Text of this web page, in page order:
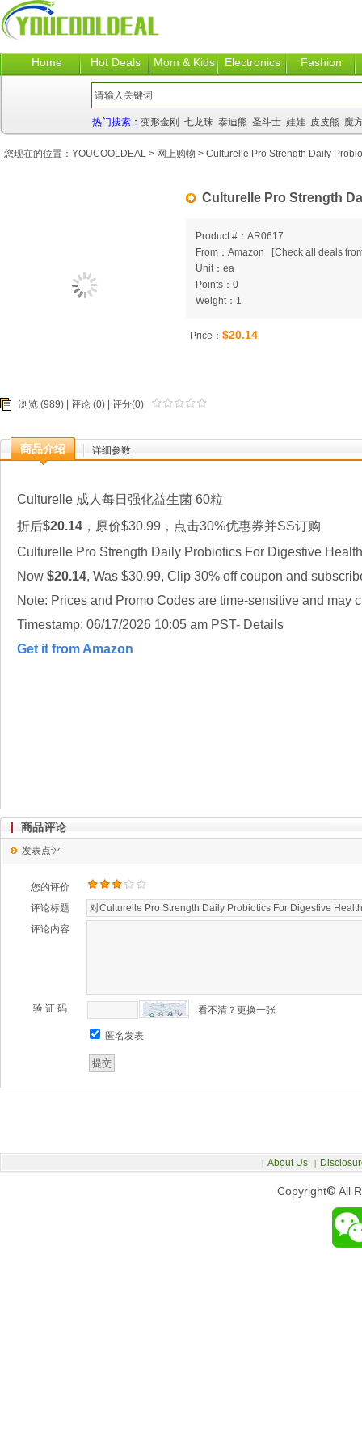
Home Hot Deals Mom & Kids Electronics Fashion
热门搜索： 变形金刚 七龙珠 泰迪熊 圣斗士 娃娃 皮皮熊 魔
Culturelle Pro Strength
Product #：AR0617
From：Amazon
[Check all deals
Unit：ea
Points：0
Weight：1
Price： $20.14
浏览 (989) | 评论 (0) | 评分(0)
商品介绍 详细参数
Culturelle 成人每日强化益生菌 60粒
折后$20.14 ，原价$30.99，点击30%优惠券并SS订购
Culturelle Pro Strength Daily Probiotics For Digestive
Now $20.14, Was $30.99, Clip 30% off coupon and
Note: Prices and Promo Codes are time-sensitive and may
Timestamp: 06/17/2026 10:05 am PST- Details
Get it from Amazon
您现在的位置： YOUCOOLDEAL > 网上购物 > Culturelle Pro Strength Daily
商品评论
发表点评
您的评价
评论标题
评论内容
验 证 码 看不清？更换一张
匿名发表
Copyright© All
| About Us |